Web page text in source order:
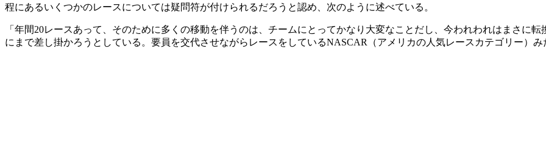
程にあるいくつかのレースについては疑問符が付けられるだろうと認め、次のように述べている。
「年間20レースあって、そのために多くの移動を伴うのは、チームにとってかなり大変なことだし、今われわれはまさに
にまで差し掛かろうとしている。要員を交代させながらレースをしているNASCAR（アメリカの人気レースカテゴリー）み